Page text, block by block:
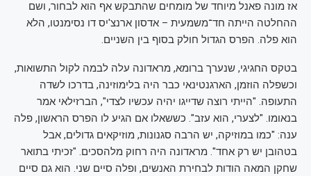
אז מונה פאנל מיוחד של מומחים שהתבקש אף הוא לבחור, ושם
ההחלטה הייתה חד־משמעית – אדסון ארנצ'יס דו נסימנטו, הלא
הוא פלה. הפרס הגדול חולק בסוף בין השניים.
בטקס החגיגי, שנערך ברומא, מראדונה עלה לבמה לקול התשואות,
וכשפלה הוזמן, הארגנטינאי כבר היה בלימוזינה, בדרכו לשדה
התעופה. "הייתי רוצה שדייגו יהיה עכשיו לצדי", הברזילאי אמר
בנאומו. "לצערי, הוא עזב". כששאלו אם הגיע לו הפרס הראשון, פלה
ענה: "כמו במוזיקה, יש הרבה סגנונות, מוזיקאים גדולים, אבל
בטהובן יש רק אחד". מראדונה היה רחוק מלהסכים. "זכיתי בתואר
שחקן המאה הודות לבחירת האנשים, ופלה סיים שני. הוא גם סיים